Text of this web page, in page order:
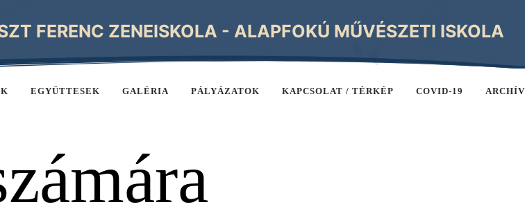
FERENC ZENEISKOLA - ALAPFOKÚ MŰVÉSZETI ISKOLA
EGYÜTTESEK GALÉRIA PÁLYÁZATOK KAPCSOLAT / TÉRKÉP COVID-19